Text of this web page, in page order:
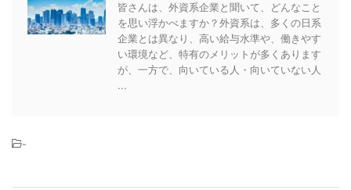
皆さんは、外資系企業と聞いて、どんなこと
を思い浮かべますか？外資系は、多くの日系
企業とは異なり、高い給与水準や、働きやす
い環境など、特有のメリットが多くあります
が、一方で、向いている人・向いていない人
...
-